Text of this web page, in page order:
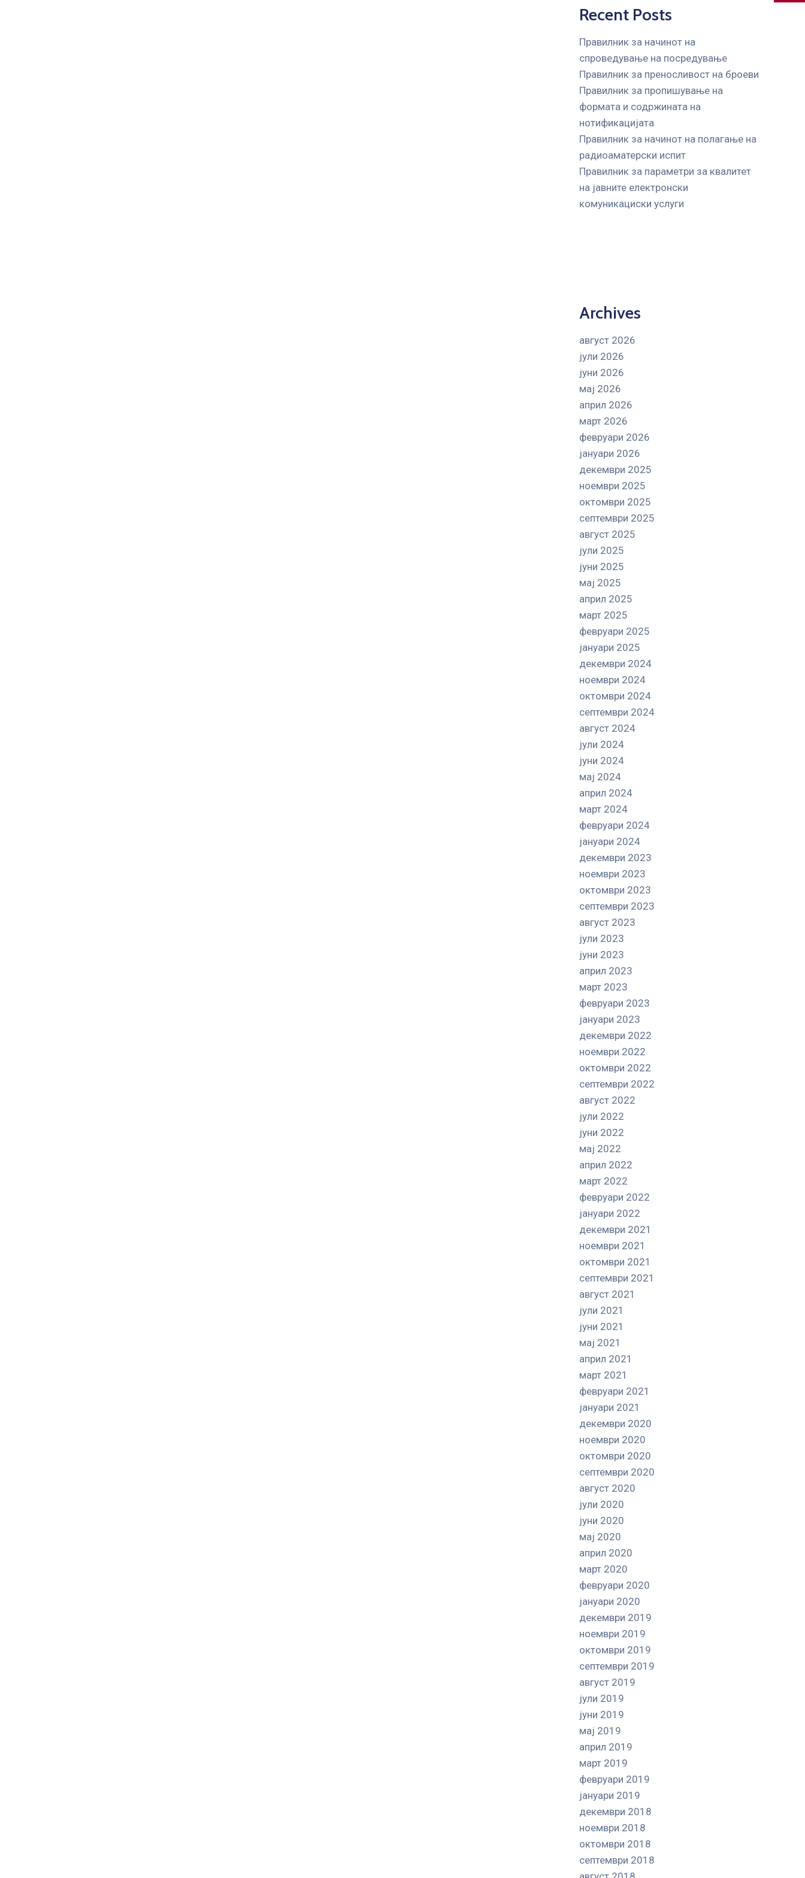
Recent Posts
Правилник за начинот на
спроведување на посредување
Правилник за преносливост на броеви
Правилник за пропишување на
формата и содржината на
нотификацијата
Правилник за начинот на полагање на
радиоаматерски испит
Правилник за параметри за квалитет
на јавните елeктронски
комуникациски услуги
Archives
август 2026
јули 2026
јуни 2026
мај 2026
април 2026
март 2026
февруари 2026
јануари 2026
декември 2025
ноември 2025
октомври 2025
септември 2025
август 2025
јули 2025
јуни 2025
мај 2025
април 2025
март 2025
февруари 2025
јануари 2025
декември 2024
ноември 2024
октомври 2024
септември 2024
август 2024
јули 2024
јуни 2024
мај 2024
април 2024
март 2024
февруари 2024
јануари 2024
декември 2023
ноември 2023
октомври 2023
септември 2023
август 2023
јули 2023
јуни 2023
април 2023
март 2023
февруари 2023
јануари 2023
декември 2022
ноември 2022
октомври 2022
септември 2022
август 2022
јули 2022
јуни 2022
мај 2022
април 2022
март 2022
февруари 2022
јануари 2022
декември 2021
ноември 2021
октомври 2021
септември 2021
август 2021
јули 2021
јуни 2021
мај 2021
април 2021
март 2021
февруари 2021
јануари 2021
декември 2020
ноември 2020
октомври 2020
септември 2020
август 2020
јули 2020
јуни 2020
мај 2020
април 2020
март 2020
февруари 2020
јануари 2020
декември 2019
ноември 2019
октомври 2019
септември 2019
август 2019
јули 2019
јуни 2019
мај 2019
април 2019
март 2019
февруари 2019
јануари 2019
декември 2018
ноември 2018
октомври 2018
септември 2018